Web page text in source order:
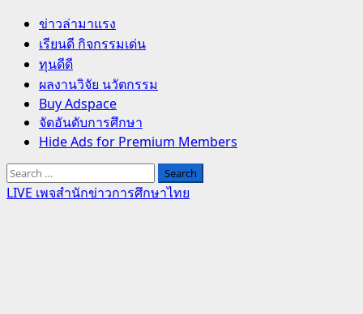
Primary
Menu
ข่าวล่ามาแรง
เรียนดี กิจกรรมเด่น
ทุนดีดี
ผลงานวิจัย นวัตกรรม
Buy Adspace
จัดอันดับการศึกษา
Hide Ads for Premium Members
Search
for:
LIVE เพจสำนักข่าวการศึกษาไทย